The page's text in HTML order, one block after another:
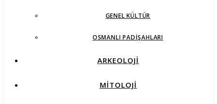
GENEL KÜLTÜR
OSMANLI PADIŞAHLARI
ARKEOLOJİ
MİTOLOJİ